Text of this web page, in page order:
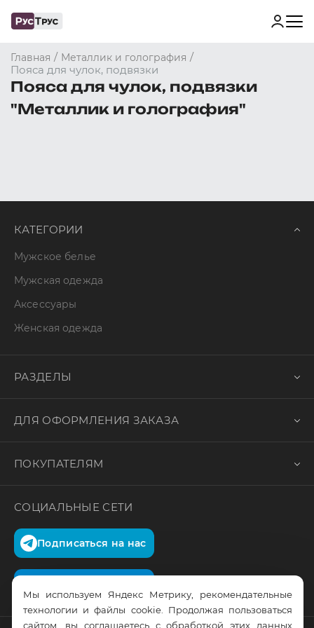
Главная / Металлик и голография /
Пояса для чулок, подвязки
Пояса для чулок, подвязки
"Металлик и голография"
КАТЕГОРИИ
Мужское белье
Мужская одежда
Аксессуары
Женская одежда
РАЗДЕЛЫ
ДЛЯ ОФОРМЛЕНИЯ ЗАКАЗА
ПОКУПАТЕЛЯМ
СОЦИАЛЬНЫЕ СЕТИ
Подписаться на нас
Мы используем Яндекс Метрику, рекомендательные
технологии и файлы cookie. Продолжая пользоваться
сайтом, вы соглашаетесь с обработкой этих данных